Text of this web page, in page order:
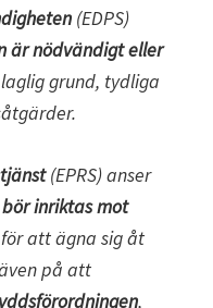
(EDPS)
är nödvändigt eller
grund, tydliga
(EPRS) anser
inriktas mot
för att ägna sig åt
på att
,